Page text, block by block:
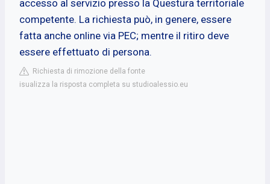
accesso al servizio presso la Questura territoriale
competente. La richiesta può, in genere, essere
fatta anche online via PEC; mentre il ritiro deve
essere effettuato di persona.
Richiesta di rimozione della fonte
isualizza la risposta completa su studioalessio.eu